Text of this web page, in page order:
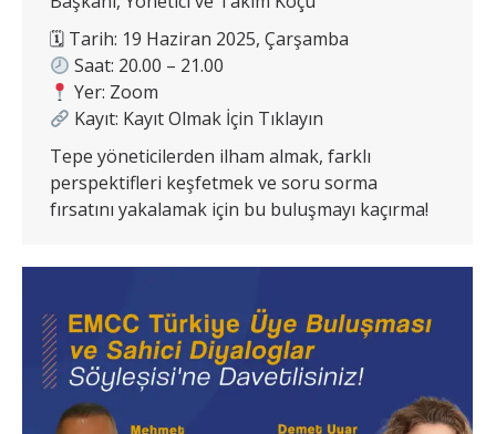
🗓 Tarih: 19 Haziran 2025, Çarşamba
Saat: 20.00 – 21.00
Yer: Zoom
Kayıt: Kayıt Olmak İçin Tıklayın
Tepe yöneticilerden ilham almak, farklı
perspektifleri keşfetmek ve soru sorma
fırsatını yakalamak için bu buluşmayı kaçırma!